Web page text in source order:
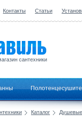
Контакты Статьи
сантехники
Каталог